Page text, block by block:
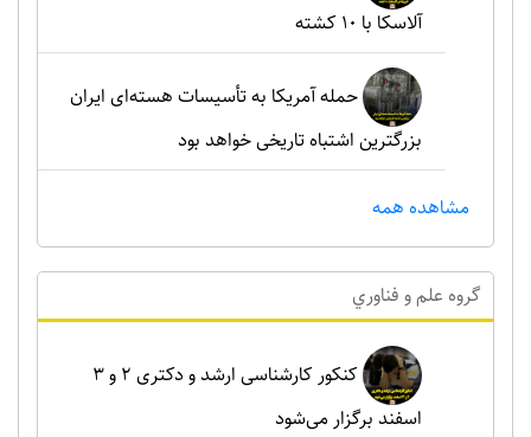
آلاسکا با ۱۰ کشته
حمله آمریکا به تأسیسات هسته‌ای ایران
بزرگترین اشتباه تاریخی خواهد بود
مشاهده همه
گروه علم و فناوري
کنکور کارشناسی ارشد و دکتری ۲ و ۳
اسفند برگزار می‌شود